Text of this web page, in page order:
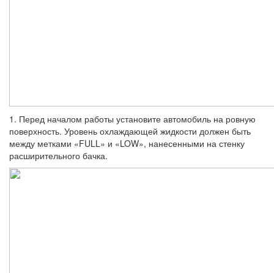
1. Перед началом работы установите ав­томобиль на ровную
поверхность. Уровень охлаждающей жидкости должен быть
меж­ду метками «FULL» и «LOW», нанесенными на стенку
расширительного бачка.